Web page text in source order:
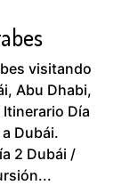
visitando
Abu Dhabi,
Itinerario Día
Dubái.
2 Dubái /